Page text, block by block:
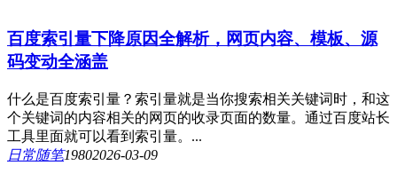
百度索引量下降原因全解析，网页内容、模板、源
码变动全涵盖
什么是百度索引量？索引量就是当你搜索相关关键词时，和这
个关键词的内容相关的网页的收录页面的数量。通过百度站长
工具里面就可以看到索引量。...
日常随笔19802026-03-09